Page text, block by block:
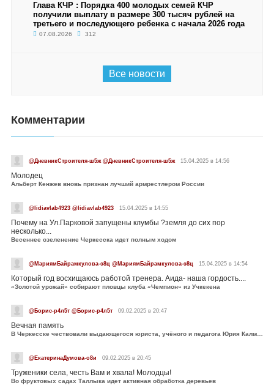
Глава КЧР : Порядка 400 молодых семей КЧР
получили выплату в размере 300 тысяч рублей на
третьего и последующего ребенка с начала 2026 года
07.08.2026 312
Все новости
Комментарии
@ДневникСтроителя-ш5ж @ДневникСтроителя-ш5ж 15.04.2025 в 14:56
Молодец
Альберт Кенжев вновь признан лучший армрестлером России
@lidiavlab4923 @lidiavlab4923 15.04.2025 в 14:55
Почему на Ул.Парковой запущены клумбы ?земля до сих пор
несколько...
Весеннее озеленение Черкесска идет полным ходом
@МариямБайрамкулова-э8ц @МариямБайрамкулова-э8ц 15.04.2025 в 14:54
Который год восхищаюсь работой тренера. Аида- наша гордость....
«Золотой урожай» собирают пловцы клуба «Чемпион» из Учкекена
@Борис-р4л5т @Борис-р4л5т 09.02.2025 в 20:47
Вечная память
В Черкесске чествовали выдающегося юриста, учёного и педагога Юрия Калмыкова
@ЕкатеринаДумова-о8и 09.02.2025 в 20:45
Труженики села, честь Вам и хвала! Молодцы!
Во фруктовых садах Таллыка идет активная обработка деревьев